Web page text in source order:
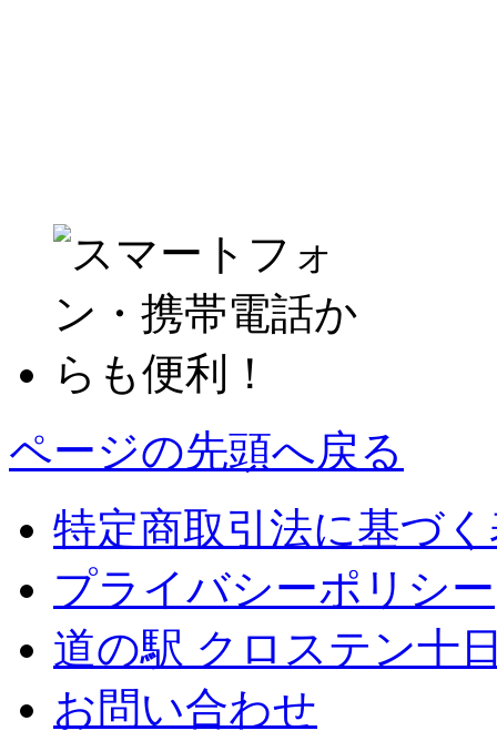
ページの先頭へ戻る
特定商取引法に基づ
プライバシーポリシー
道の駅 クロステン十
お問い合わせ